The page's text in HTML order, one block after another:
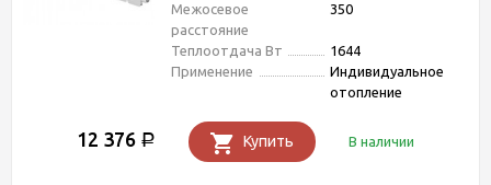
Межосевое
расстояние
350
Теплоотдача Вт
1644
Применение
Индивидуальное
отопление
12 376 Р Купить В наличии